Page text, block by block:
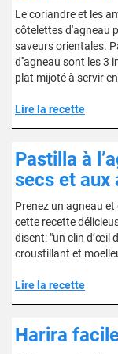
Le coriandre et les
côtelettes d'agneau
saveurs orientales.
d''agneau sont les 3
plat mijoté à servir
Lire la recette
Pastilla à
secs et aux
Prenez un agneau
cette recette
disent: "un clin d’œil
croustillant et
Lire la recette
Harira